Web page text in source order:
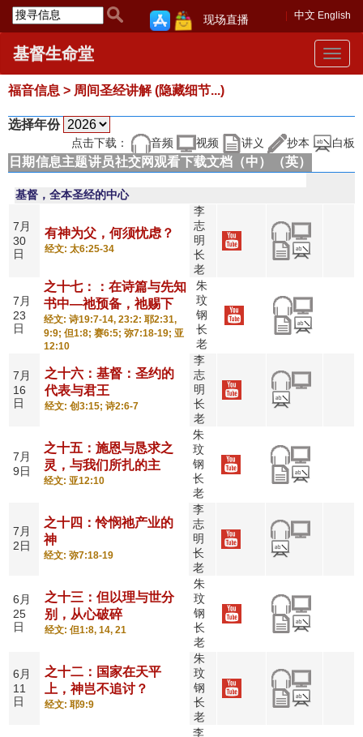
中文 English
现场直播
Toggle
基督生命堂
福音信息 > 周间圣经讲解 (隐藏细节...)
选择年份
点击下载： 音频 视频 讲义 抄本 白板
日期信息主题讲员社交网观看下载文档（中） （英）
基督，全本圣经的中心
7月
30
日
有神为父，何须忧虑？
经文: 太6:25-34
李
志
明
长
老
7月
23
日
之十七：：在诗篇与先知
书中—祂预备，祂赐下
经文: 诗19:7-14, 23:2: 耶2:31,
9:9; 但1:8; 赛6:5; 弥7:18-19; 亚
12:10
朱
玟
钢
长
老
7月
16
日
之十六：基督：圣约的
代表与君王
经文: 创3:15; 诗2:6-7
李
志
明
长
老
7月
9日
之十五：施恩与恳求之
灵，与我们所扎的主
经文: 亚12:10
朱
玟
钢
长
老
7月
2日
之十四：怜悯祂产业的
神
经文: 弥7:18-19
李
志
明
长
老
6月
25
日
之十三：但以理与世分
别，从心破碎
经文: 但1:8, 14, 21
朱
玟
钢
长
老
6月
11
日
之十二：国家在天平
上，神岂不追讨？
经文: 耶9:9
朱
玟
钢
长
老
李